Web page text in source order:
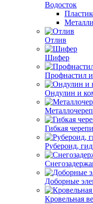
Водосток
Отлив
Шифер
Профнастил
Ондулин и
Гибкая
Рубероид,
Доборные
Кровельная